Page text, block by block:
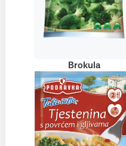
Brokula